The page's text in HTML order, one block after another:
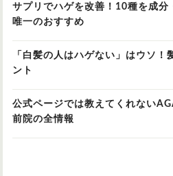
サプリでハゲを改善！10種を成分
唯一のおすすめ
「白髪の人はハゲない」はウソ！
ント
公式ページでは教えてくれない
前院の全情報